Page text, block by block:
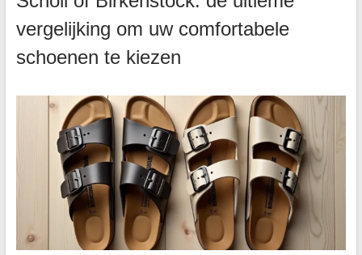
vergelijking om uw comfortabele
schoenen te kiezen